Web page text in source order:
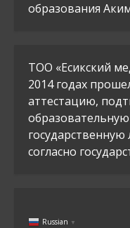
образования
ТОО «Есикский
2014 годах
аттестацию,
согласно
Russian ▼